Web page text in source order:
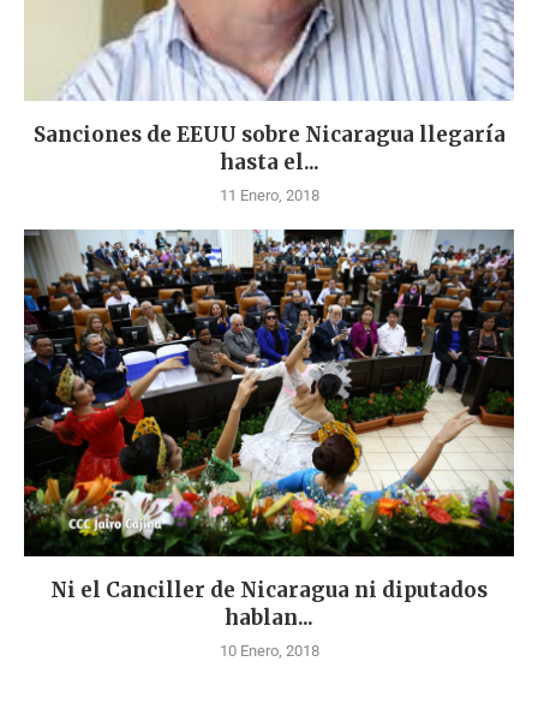
Sanciones de EEUU sobre Nicaragua llegaría
hasta el...
11 Enero, 2018
Ni el Canciller de Nicaragua ni diputados
hablan...
10 Enero, 2018